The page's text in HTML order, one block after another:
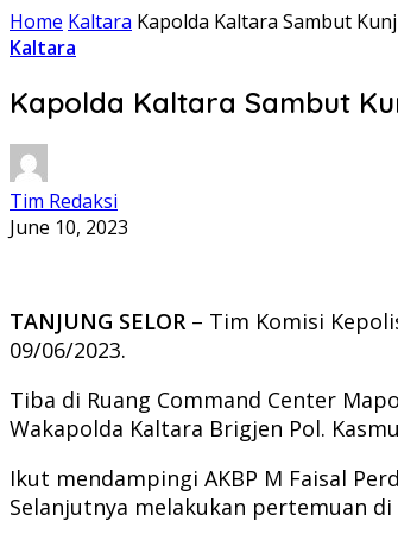
Home Kaltara Kapolda Kaltara Sambut
Kaltara
Kapolda Kaltara Sambut
Tim Redaksi
June 10, 2023
TANJUNG SELOR – Tim Komisi
09/06/2023.
Tiba di Ruang Command Center
Wakapolda Kaltara Brigjen Pol.
Ikut mendampingi AKBP M Faisal
Selanjutnya melakukan pertemuan